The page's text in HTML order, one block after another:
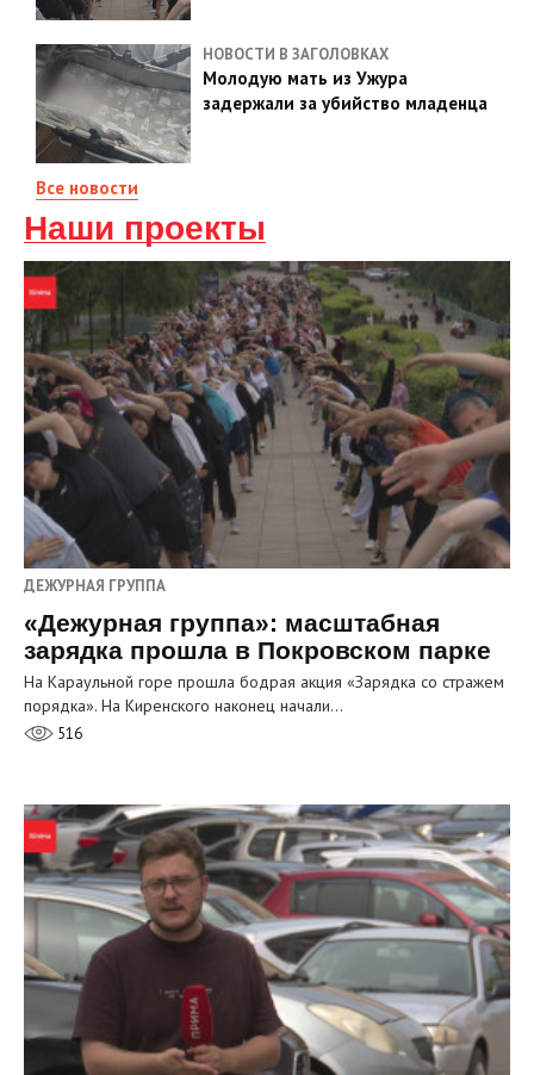
НОВОСТИ В ЗАГОЛОВКАХ
Молодую мать из Ужура
задержали за убийство младенца
Все новости
Наши проекты
ДЕЖУРНАЯ ГРУППА
«Дежурная группа»: масштабная
зарядка прошла в Покровском парке
На Караульной горе прошла бодрая акция «Зарядка со стражем
порядка». На Киренского наконец начали…
516